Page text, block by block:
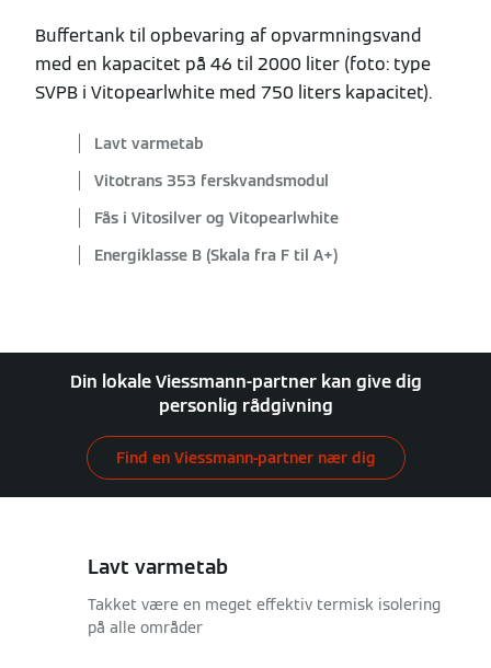
Buffertank til opbevaring af opvarmningsvand
med en kapacitet på 46 til 2000 liter (foto: type
SVPB i Vitopearlwhite med 750 liters kapacitet).
Lavt varmetab
Vitotrans 353 ferskvandsmodul
Fås i Vitosilver og Vitopearlwhite
Energiklasse B (Skala fra F til A+)
Din lokale Viessmann-partner kan give dig
personlig rådgivning
Find en Viessmann-partner nær dig
Lavt varmetab
Takket være en meget effektiv termisk isolering
på alle områder